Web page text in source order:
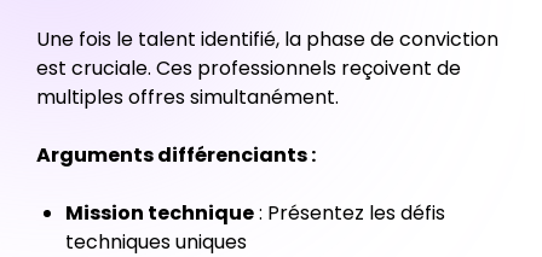
Une fois le talent identifié, la phase de conviction
est cruciale. Ces professionnels reçoivent de
multiples offres simultanément.
Arguments différenciants :
Mission technique: Présentez les défis
techniques uniques